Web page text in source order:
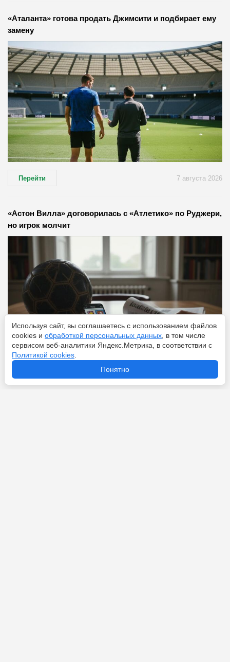
«Аталанта» готова продать Джимсити и подбирает ему
замену
Перейти 7 августа 2026
«Астон Вилла» договорилась с «Атлетико» по Руджери,
но игрок молчит
Используя сайт, вы соглашаетесь с использованием файлов
cookies и обработкой персональных данных , в том числе
сервисом веб-аналитики Яндекс.Метрика, в соответствии с
Политикой cookies
Понятно